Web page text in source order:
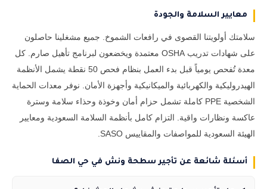
معايير السلامة والجودة
سلامتك أولويتنا القصوى في رافعات الشموخ. جميع مشغلينا حاصلون
على شهادات تدريب OSHA معتمدة ويخضعون لبرنامج تأهيل صارم. كل
معدة تُفحص يومياً قبل بدء العمل بنظام فحص 50 نقطة يشمل الأنظمة
الهيدروليكية والكهربائية والميكانيكية وأجهزة الأمان. نوفر معدات الحماية
الشخصية PPE كاملة تشمل حزام أمان وخوذة وحذاء سلامة وسترة
عاكسة ونظارات واقية. التزام كامل بأنظمة السلامة السعودية ومعايير
الهيئة السعودية للمواصفات والمقاييس SASO.
أسئلة شائعة عن تأجير سطحة ونش في حي الصفا